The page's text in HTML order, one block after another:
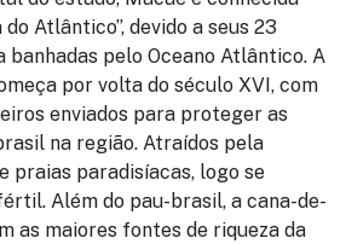
Atlântico”, devido a seus 23
pelo Oceano Atlântico. A
por volta do século XVI, com
enviados para proteger as
na região. Atraídos pela
praias paradisíacas, logo se
Além do pau-brasil, a cana-de-
as maiores fontes de riqueza da